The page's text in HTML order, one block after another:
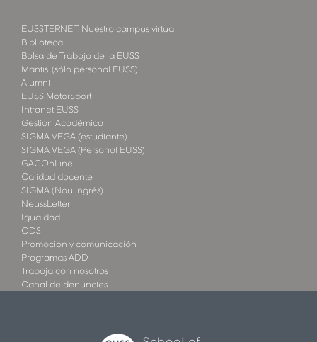
EUSSTERNET. Nuestro campus virtual
Biblioteca
Bolsa de Trabajo de la EUSS
Mantis. (sólo personal EUSS)
Alumni
EUSS MotorSport
Intranet EUSS
Gestión Académica
SIGMA VEGA (estudiante)
SIGMA VEGA (Personal EUSS)
GACOnLine
Calidad docente
SIGMA (Nou ingrés)
NeussLetter
Igualdad
ODS
Promoción y comunicación
Programas ADD
Trabaja con nosotros
Canal de denúncies